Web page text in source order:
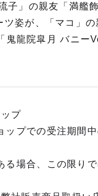
子」の親友「満艦
姿が、「マコ」の
龍院皐月 バニー
プ
プでの受注期間
場合、この限りで